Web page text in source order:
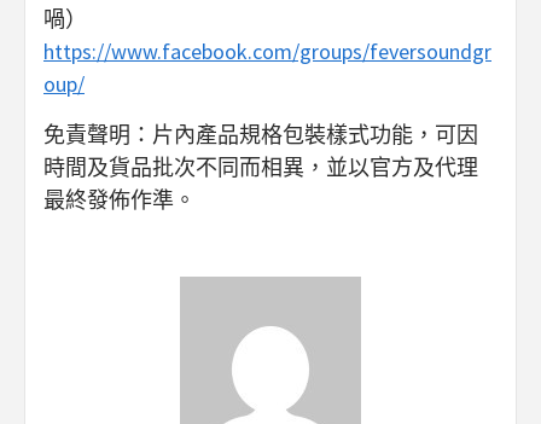
喎）
https://www.facebook.com/groups/feversoundgr
oup/
免責聲明：片內產品規格包裝樣式功能，可因
時間及貨品批次不同而相異，並以官方及代理
最終發佈作準。